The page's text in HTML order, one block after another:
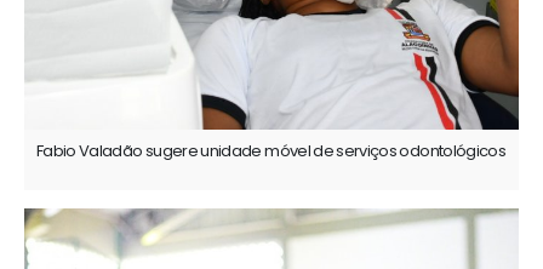
Fabio Valadão sugere unidade móvel de serviços odontológicos